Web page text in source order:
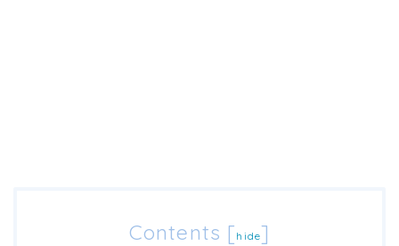
Contents [ hide]